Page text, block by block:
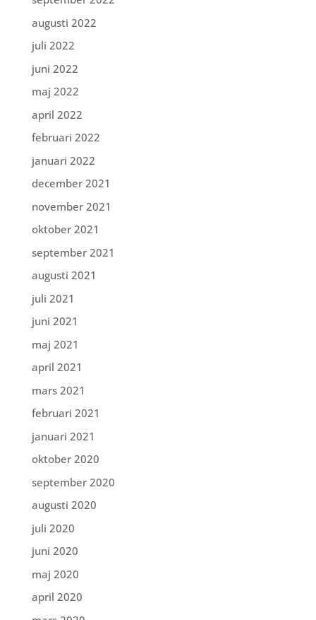
augusti 2022
juli 2022
juni 2022
maj 2022
april 2022
februari 2022
januari 2022
december 2021
november 2021
oktober 2021
september 2021
augusti 2021
juli 2021
juni 2021
maj 2021
april 2021
mars 2021
februari 2021
januari 2021
oktober 2020
september 2020
augusti 2020
juli 2020
juni 2020
maj 2020
april 2020